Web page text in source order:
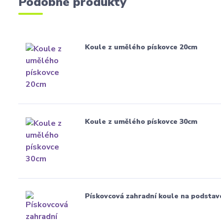
Koule z umělého pískovce 20cm
Koule z umělého pískovce 30cm
Pískovcová zahradní koule na